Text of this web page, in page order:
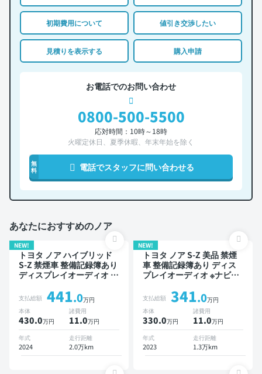
初期費用について 値引き交渉したい
見積りを表示する 購入申請
お電話でのお問い合わせ
0800-500-5500
応対時間：10時～18時
火曜定休日、夏季休暇、年末年始を除く
無
料
電話でスタッフに問い合わせる
あなたにおすすめのノア
NEW!
トヨタ ノア ハイブリッド
S-Z 禁煙車 整備記録簿あり
ディスプレイオーディオ ※
ニター ブラインドスポット
モニター デジタルインナー
ミラー オートクルーズ 3列
シート スマートキー ETC
バックモニター 全方位カメ
ラ ドライブレコーダー 衝
突軽減 両側電動スライドド
支払総額 441.0万円
本体
430.0万円
諸費用
11.0万円
年式
2024
走行距離
2.0万km
NEW!
トヨタ ノア S-Z 美品 禁煙
車 整備記録簿あり ディス
プレイオーディオ ※ナビキ
ポットモニター オートクル
ーズ 3列シート スマートキ
ー ETC バックモニター ド
ライブレコーダー 衝突軽減
両側電動スライドドア 7人
乗り
支払総額 341.0万円
本体
330.0万円
諸費用
11.0万円
年式
2023
走行距離
1.3万km